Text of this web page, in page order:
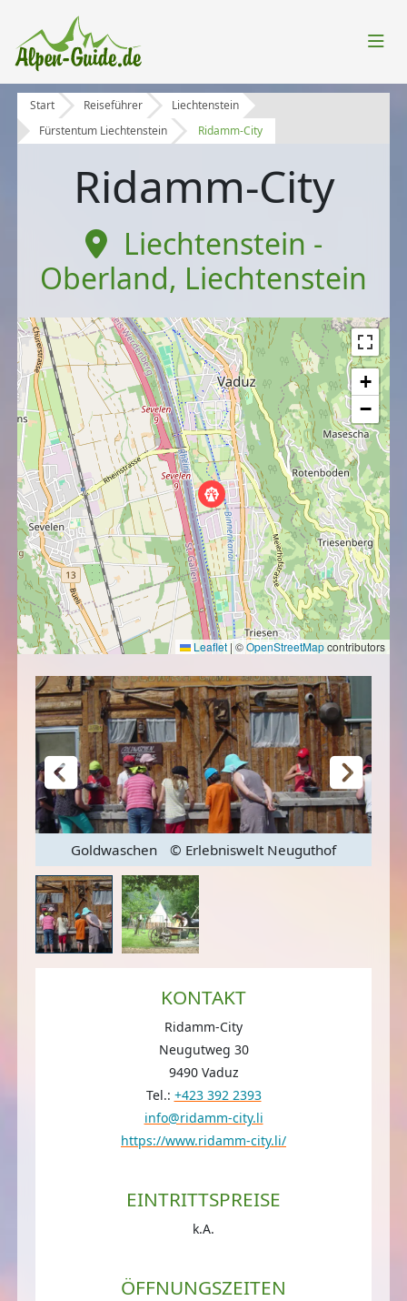
Start Reiseführer
Liechtenstein
Fürstentum Liechtenstein
Ridamm-City
Ridamm-City
Liechtenstein -
Oberland, Liechtenstein
+
−
Leaflet | ©OpenStreetMapcontributors
Goldwaschen © Erlebniswelt Neuguthof
KONTAKT
Ridamm-City
Neugutweg 30
9490 Vaduz
Tel.: +423 392 2393
info@ridamm-city.li
https://www.ridamm-city.li/
EINTRITTSPREISE
k.A.
ÖFFNUNGSZEITEN